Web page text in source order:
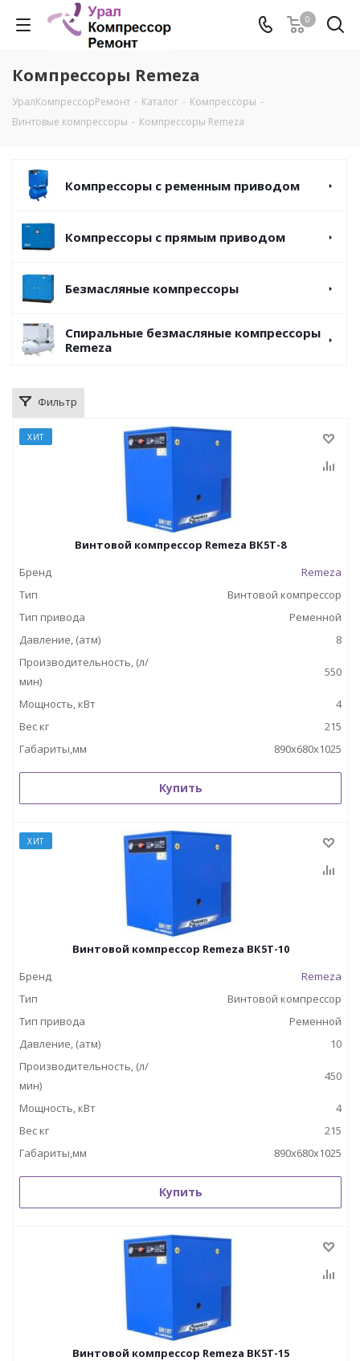
0
Компрессоры Remeza
УралКомпрессорРемонт - Каталог - Компрессоры -
Винтовые компрессоры - Компрессоры Remeza
Компрессоры с ременным приводом
Компрессоры с прямым приводом
Безмасляные компрессоры
Спиральные безмасляные компрессоры
Remeza
Фильтр
ХИТ
Винтовой компрессор Remeza ВК5Т-8
Бренд
Remeza
Тип
Винтовой компрессор
Тип привода
Ременной
Давление, (атм)
8
Производительность, (л/
мин)
550
Мощность, кВт
4
Вес кг
215
Габариты,мм
890х680х1025
Купить
ХИТ
Винтовой компрессор Remeza ВК5Т-10
Бренд
Remeza
Тип
Винтовой компрессор
Тип привода
Ременной
Давление, (атм)
10
Производительность, (л/
мин)
450
Мощность, кВт
4
Вес кг
215
Габариты,мм
890х680х1025
Купить
Винтовой компрессор Remeza ВК5Т-15